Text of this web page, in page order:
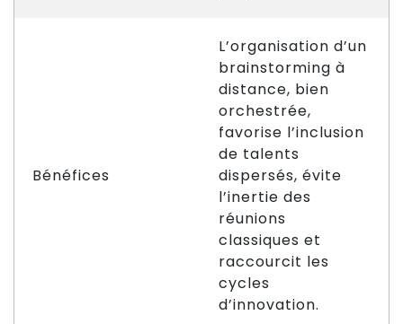
Bénéfices
L’organisation d’un
brainstorming à
distance, bien
orchestrée,
favorise l’inclusion
de talents
dispersés, évite
l’inertie des
réunions
classiques et
raccourcit les
cycles
d’innovation.